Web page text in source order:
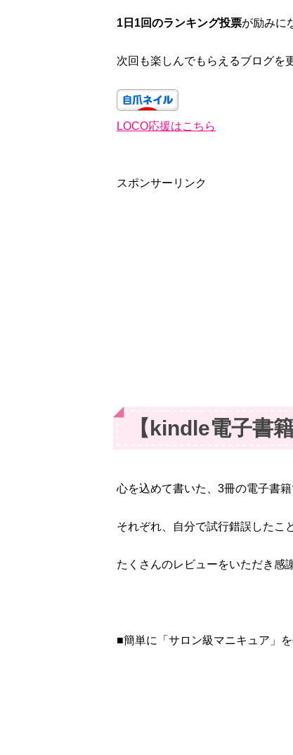
1日1回のランキング投票が励みに
次回も楽しんでもらえるブログを
LOCO応援はこちら
スポンサーリンク
【kindle電子書
心を込めて書いた、3冊の電子書籍
それぞれ、自分で試行錯誤したこ
たくさんのレビューをいただき感
■簡単に「サロン級マニキュア」